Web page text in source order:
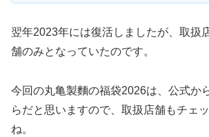
翌年2023年には復活しましたが、取扱
舗のみとなっていたのです。
今回の丸亀製麵の福袋2026は、公式か
らだと思いますので、取扱店舗もチェ
ね。